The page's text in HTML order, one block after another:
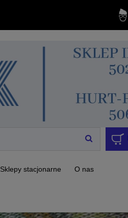
Sklepy stacjonarne O nas